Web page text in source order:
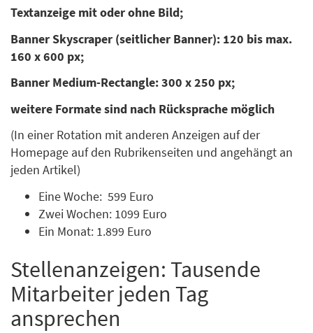
Textanzeige mit oder ohne Bild;
Banner Skyscraper (seitlicher Banner): 120 bis max.
160 x 600 px;
Banner Medium-Rectangle: 300 x 250 px;
weitere Formate sind nach Rücksprache möglich
(In einer Rotation mit anderen Anzeigen auf der
Homepage auf den Rubrikenseiten und angehängt an
jeden Artikel)
Eine Woche: 599 Euro
Zwei Wochen: 1099 Euro
Ein Monat: 1.899 Euro
Stellenanzeigen: Tausende
Mitarbeiter jeden Tag
ansprechen